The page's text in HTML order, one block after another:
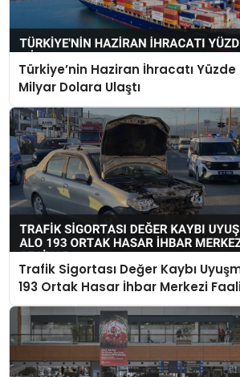
Türkiye’nin Haziran İhracatı Yüzde
Milyar Dolara Ulaştı
Trafik Sigortası Değer Kaybı
193 Ortak Hasar İhbar Merkezi